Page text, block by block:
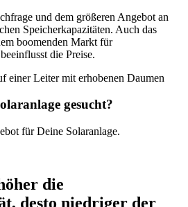
und dem größeren Angebot an
Speicherkapazitäten. Auch das
boomenden Markt für
die Preise.
gesucht?
für Deine Solaranlage.
die
desto niedriger der